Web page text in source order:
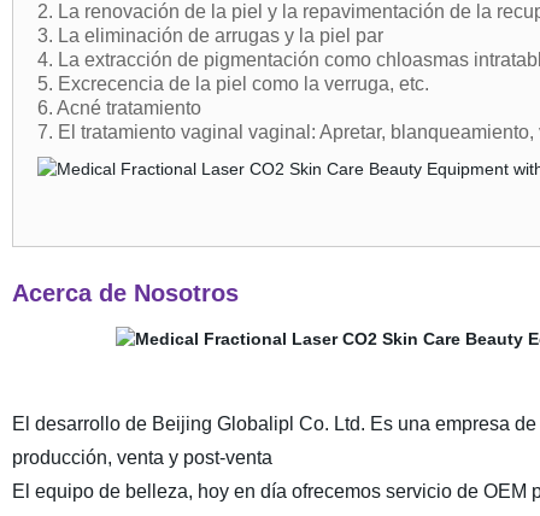
2. La renovación de la piel y la repavimentación de la
3. La eliminación de arrugas y la piel par
4. La extracción de pigmentación como chloasmas
5. Excrecencia de la piel como la verruga, etc.
6. Acné tratamiento
7. El tratamiento vaginal vaginal: Apretar,
Acerca de Nosotros
El desarrollo de Beijing Globalipl Co. Ltd. Es una empresa
producción, venta y post-venta
El equipo de belleza, hoy en día ofrecemos servicio de